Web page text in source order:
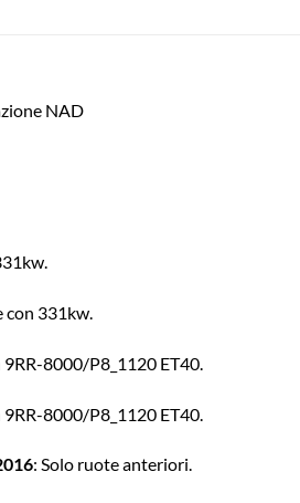
NAD
con 331kw.
9RR-8000/P8_1120 ET40.
8000/P8_1120 ET40.
: Solo ruote anteriori.